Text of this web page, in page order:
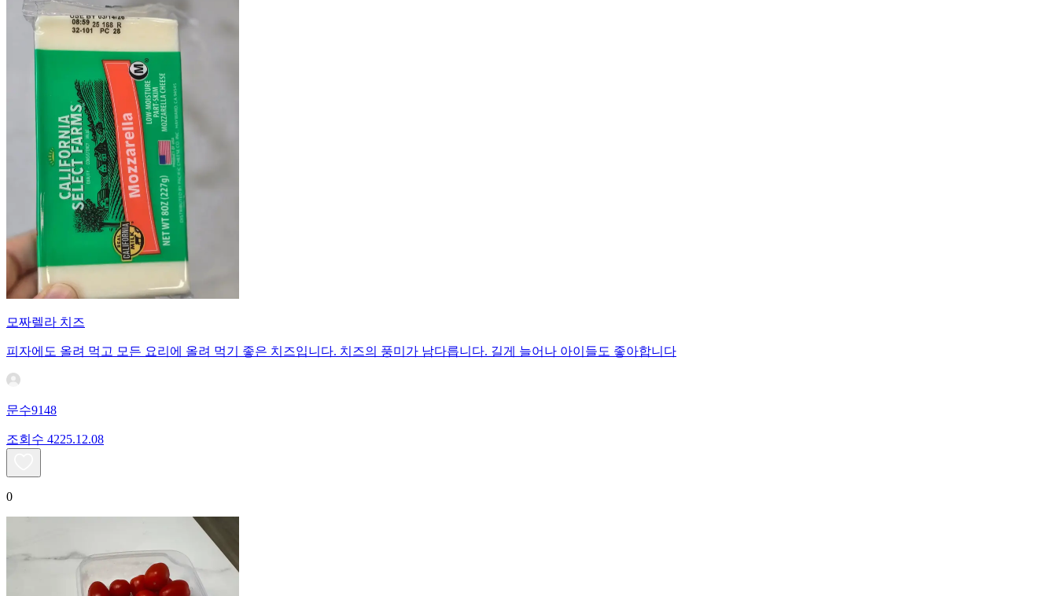
모짜렐라 치즈
피자에도 올려 먹고 모든 요리에 올려 먹기 좋은 치즈입니다. 치즈의 풍미가 남다릅니다. 길게 늘어나 아이들도 좋아합니다
문수9148
조회수 4225.12.08
0